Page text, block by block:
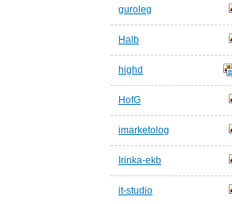
guroleg
Halb
highd
HofG
imarketolog
Irinka-ekb
it-studio